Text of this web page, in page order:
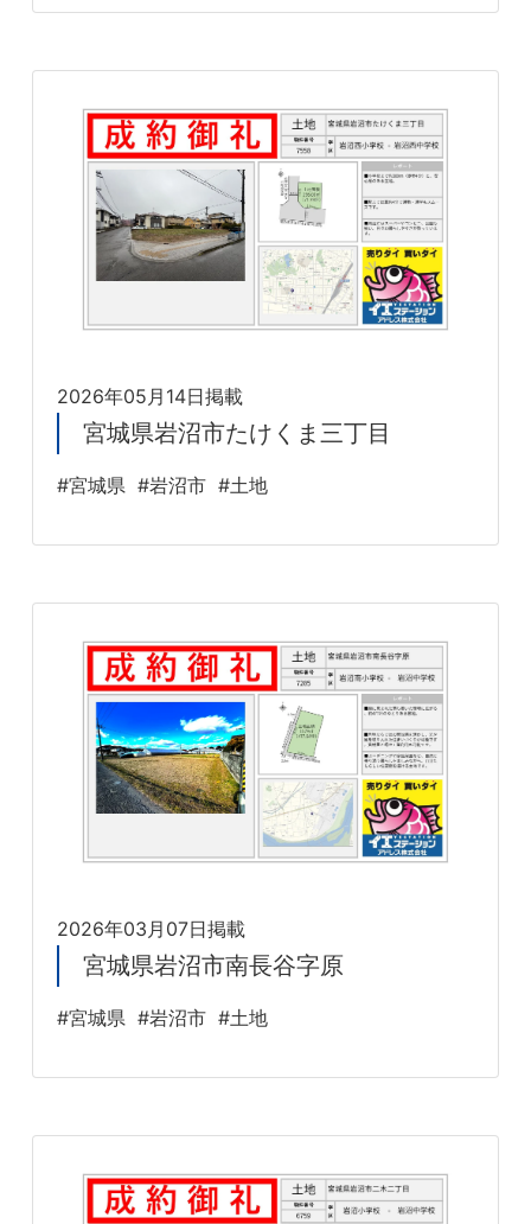
2026年05月14日掲載
宮城県岩沼市たけくま三丁目
#宮城県 #岩沼市 #土地
2026年03月07日掲載
宮城県岩沼市南長谷字原
#宮城県 #岩沼市 #土地